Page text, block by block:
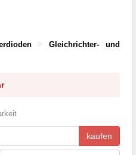
>
Gleichrichter- und
kaufen